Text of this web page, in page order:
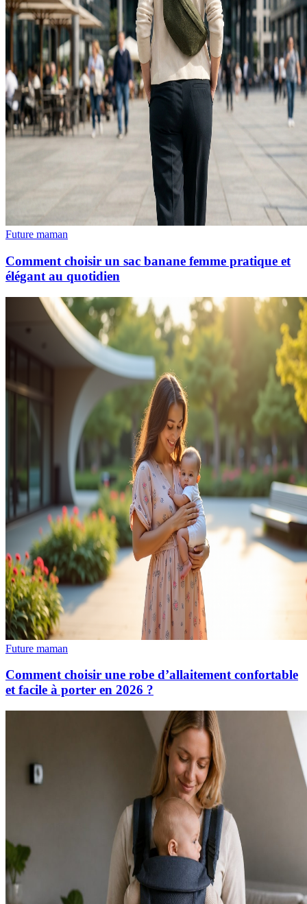
Future maman
Comment choisir un sac banane femme pratique et
élégant au quotidien
Future maman
Comment choisir une robe d’allaitement confortable
et facile à porter en 2026 ?